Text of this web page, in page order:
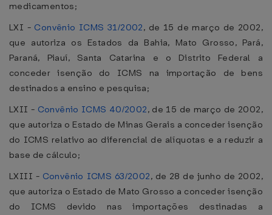
medicamentos;
LXI - Convênio ICMS 31/2002, de 15 de março de 2002,
que autoriza os Estados da Bahia, Mato Grosso, Pará,
Paraná, Piauí, Santa Catarina e o Distrito Federal a
conceder isenção do ICMS na importação de bens
destinados a ensino e pesquisa;
LXII - Convênio ICMS 40/2002, de 15 de março de 2002,
que autoriza o Estado de Minas Gerais a conceder isenção
do ICMS relativo ao diferencial de alíquotas e a reduzir a
base de cálculo;
LXIII - Convênio ICMS 63/2002, de 28 de junho de 2002,
que autoriza o Estado de Mato Grosso a conceder isenção
do ICMS devido nas importações destinadas a